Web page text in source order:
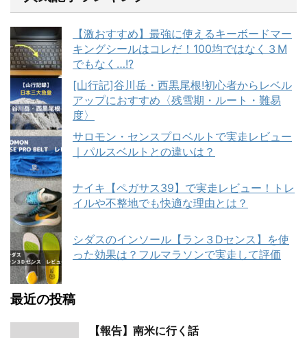
【激おすすめ】最強に使えるキーボードマー
キングシールはコレだ！100均ではなく３M
でもなく…!?
[山行記]谷川岳・西黒尾根!初心者からレベル
アップにおすすめ〈残雪期・ルート・難易
度〉
サロモン・センスプロベルトで実走レビュー
｜パルスベルトとの違いは？
ナイキ【ペガサス39】で実走レビュー！トレ
イルや不整地でも快適な理由とは？
シダスのインソール【ラン３Dセンス】を使
った効果は？フルマラソンで実走して評価
最近の投稿
【報告】南米に行く話